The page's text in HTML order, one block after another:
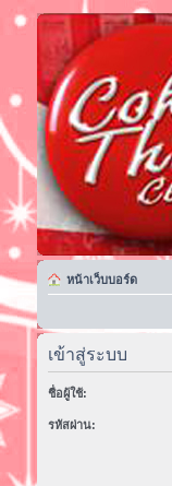
หน้าเว็บบอร์ด
เข้าสู่ระบบ
ชื่อผู้ใช้:
รหัสผ่าน: